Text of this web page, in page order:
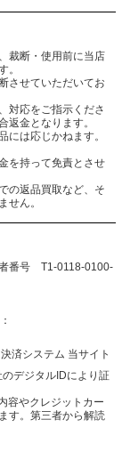
裁断・使用前に当店
。
させていただいてお
対応をご指示くださ
金となります。
には応じかねます。
を持って免責とさせ
の返品買取など、そ
せん。
番号 T1-0118-0100-
当サイト
デジタルIDにより証
容やクレジットカー
す。第三者から解読